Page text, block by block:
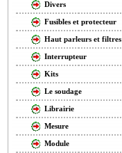
Divers
Fusibles et protecteur
Haut parleurs et filtres
Interrupteur
Kits
Le soudage
Librairie
Mesure
Module